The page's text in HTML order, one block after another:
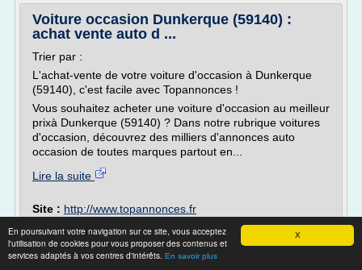
X
En poursuivant votre navigation sur ce site, vous acceptez
l'utilisation de cookies pour vous proposer des contenus et
services adaptés à vos centres d'intérêts. En savoir plus
Voiture occasion Dunkerque (59140) :
achat vente auto d ...
Trier par :
L'achat-vente de votre voiture d'occasion à Dunkerque
(59140), c'est facile avec Topannonces !
Vous souhaitez acheter une voiture d'occasion au meilleur
prixà Dunkerque (59140) ? Dans notre rubrique voitures
d'occasion, découvrez des milliers d'annonces auto
occasion de toutes marques partout en...
Lire la suite
Site : http://www.topannonces.fr
Voiture occasion Amiens (80000) : achat
vente auto d ...